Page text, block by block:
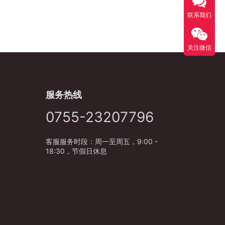
服务热线
0755-23207796
客服服务时段：周一至周五，9:00 -
18:30，节假日休息
联系我们
关注微信